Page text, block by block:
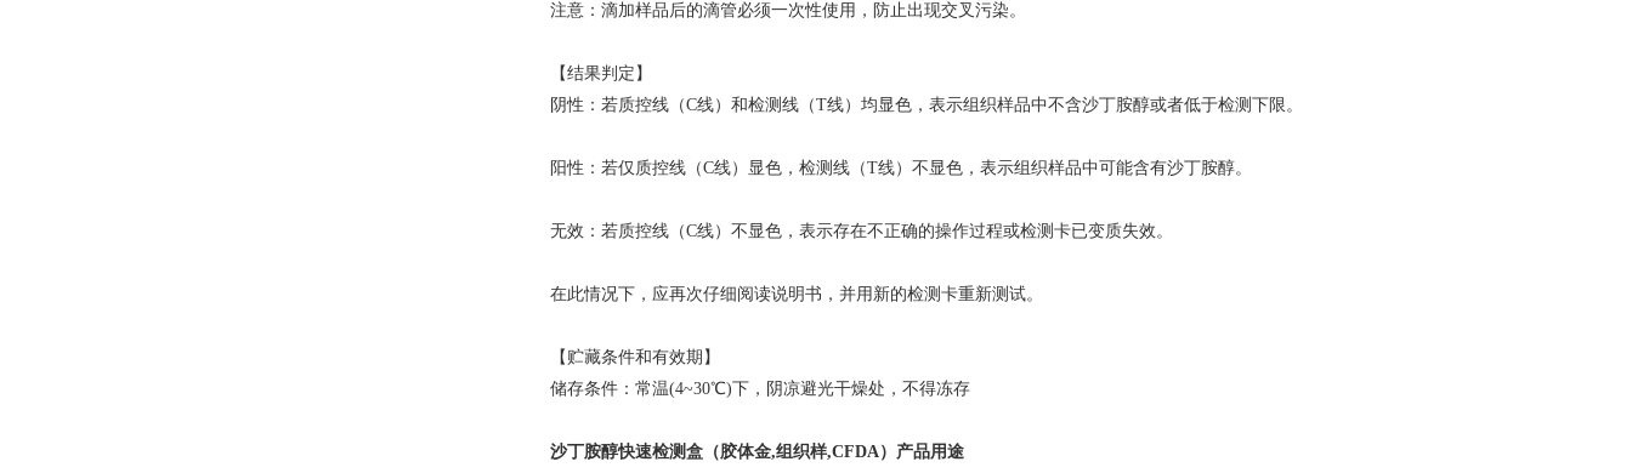
注意：滴加样品后的滴管必须一次性使用，防止出现交叉污染。
【结果判定】
阴性：若质控线（C线）和检测线（T线）均显色，表示组织样品中不含沙丁胺醇或者低于检测下限。
阳性：若仅质控线（C线）显色，检测线（T线）不显色，表示组织样品中可能含有沙丁胺醇。
无效：若质控线（C线）不显色，表示存在不正确的操作过程或检测卡已变质失效。
在此情况下，应再次仔细阅读说明书，并用新的检测卡重新测试。
【贮藏条件和有效期】
储存条件：常温(4~30℃)下，阴凉避光干燥处，不得冻存
沙丁胺醇快速检测盒（胶体金,组织样,CFDA） 产品用途